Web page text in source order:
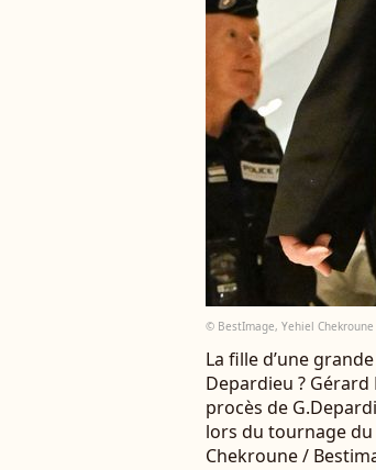
© BestImage, Yehiel
La fille d’une
Depardieu ? Gérard
procès de
lors du tournage du
Chekroune /